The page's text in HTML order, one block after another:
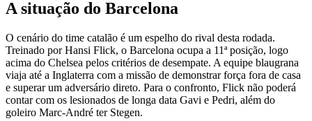
A situação do Barcelona
O cenário do time catalão é um espelho do rival desta rodada.
Treinado por Hansi Flick, o Barcelona ocupa a 11ª posição, logo
acima do Chelsea pelos critérios de desempate. A equipe blaugrana
viaja até a Inglaterra com a missão de demonstrar força fora de casa
e superar um adversário direto. Para o confronto, Flick não poderá
contar com os lesionados de longa data Gavi e Pedri, além do
goleiro Marc-André ter Stegen.